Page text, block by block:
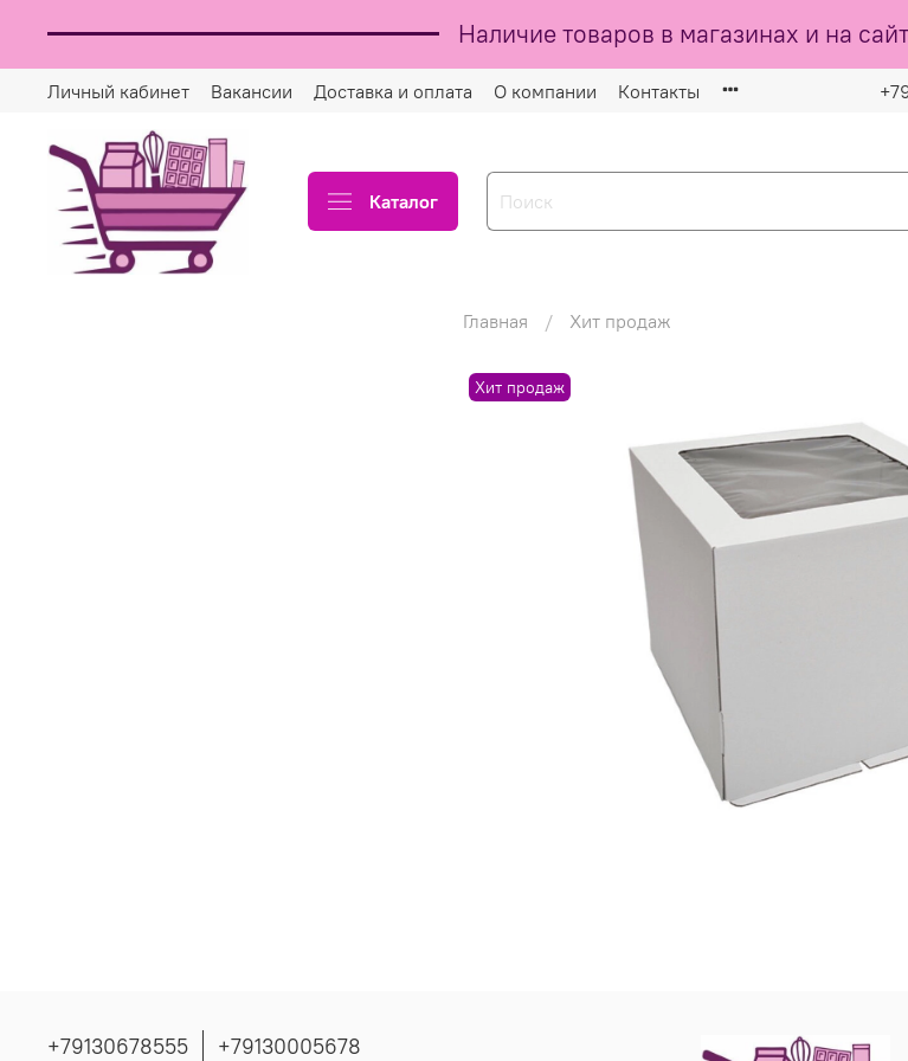
Наличие товаров в магазинах и на
Личный кабинет Вакансии Доставка и оплата О компании Контакты
Каталог
Главная Хит продаж
Хит продаж
+79130678555 +79130005678